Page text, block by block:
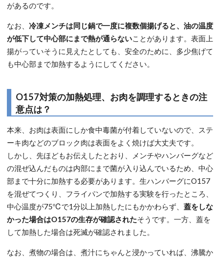
があるのです。
なお、 冷凍メンチは同じ鍋で一度に複数個揚げると、油の温度
が低下して中心部にまで熱が通らないことがあります。表面上
揚がっていそうに見えたとしても、安全のために、多少焦げて
も中心部まで加熱するようにしてください。
O157対策の加熱処理、お肉を調理するときの注
意点は？
本来、お肉は表面にしか食中毒菌が付着していないので、ステ
ーキ肉などのブロック肉は表面をよく焼けば大丈夫です。
しかし、先ほどもお伝えしたとおり、メンチやハンバーグなど
の混ぜ込んだものは内部にまで菌が入り込んでいるため、中心
部まで十分に加熱する必要があります。生ハンバーグにO157
を混ぜてつくり、フライパンで加熱する実験を行ったところ、
中心温度が75℃で1分以上加熱したにもかかわらず、 蓋をしな
かった場合はO157の生存が確認されたそうです。一方、蓋を
して加熱した場合は死滅が確認されました。
なお、煮物の場合は、煮汁にちゃんと浸かっていれば、沸騰か